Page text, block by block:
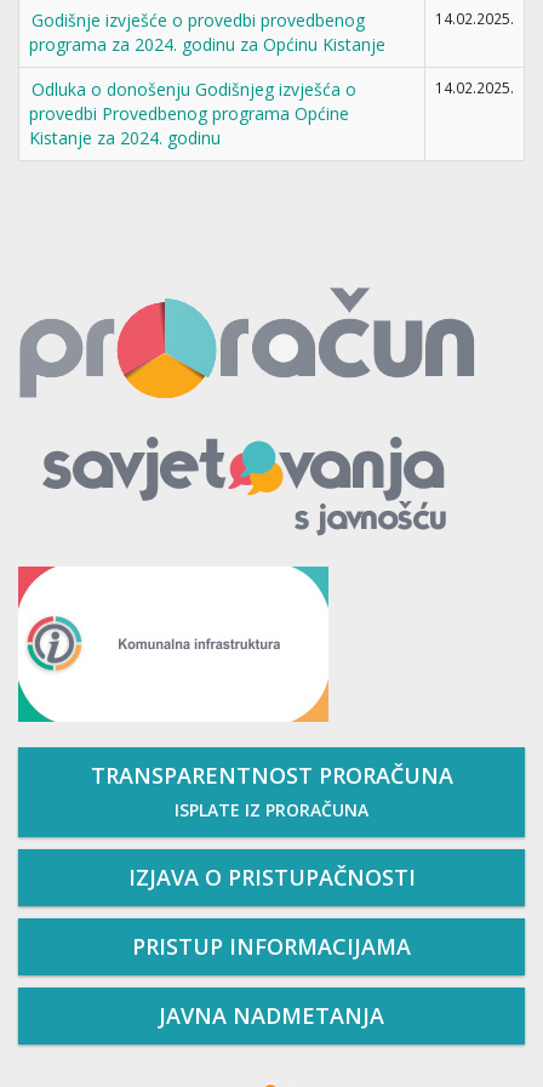
Godišnje izvješće o provedbi provedbenog
programa za 2024. godinu za Općinu Kistanje
14.02.2025.
Odluka o donošenju Godišnjeg izvješća o
provedbi Provedbenog programa Općine
Kistanje za 2024. godinu
14.02.2025.
TRANSPARENTNOST PRORAČUNA
ISPLATE IZ PRORAČUNA
IZJAVA O PRISTUPAČNOSTI
PRISTUP INFORMACIJAMA
JAVNA NADMETANJA